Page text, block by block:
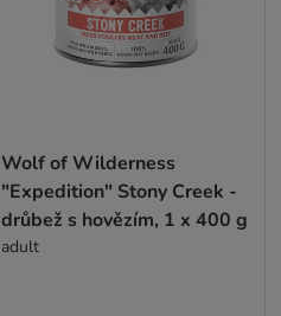
Wolf of Wilderness
"Expedition" Stony Creek -
drůbež s hovězím, 1 x 400 g
adult